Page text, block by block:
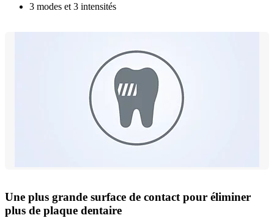
3 modes et 3 intensités
Une plus grande surface de contact pour éliminer
plus de plaque dentaire